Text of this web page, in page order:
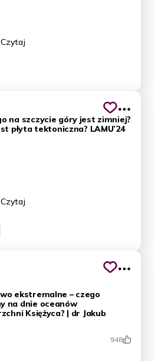
Czytaj
na szczycie góry jest zimniej?
płyta tektoniczna? LAMU’24
Czytaj
ekstremalne – czego
na dnie oceanów
Księżyca? | dr Jakub
948